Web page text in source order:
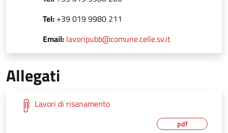
Tel: +39 019 9980 211
Email: lavoripubb@comune.celle.sv.it
Allegati
Lavori di risanamento
pdf